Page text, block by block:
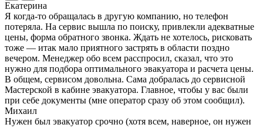
Екатерина
Я когда-то обращалась в другую компанию, но телефон
потеряла. На сервис вышла по поиску, привлекли адекватные
цены, форма обратного звонка. Ждать не хотелось, рисковать
тоже — итак мало приятного застрять в области поздно
вечером. Менеджер обо всем расспросил, сказал, что это
нужно для подбора оптимального эвакуатора и расчета цены.
В общем, сервисом довольна. Сама добралась до сервисной
Мастерской в кабине эвакуатора. Главное, чтобы у вас были
при себе документы (мне оператор сразу об этом сообщил).
Михаил
Нужен был эвакуатор срочно (хотя всем, наверное, он нужен